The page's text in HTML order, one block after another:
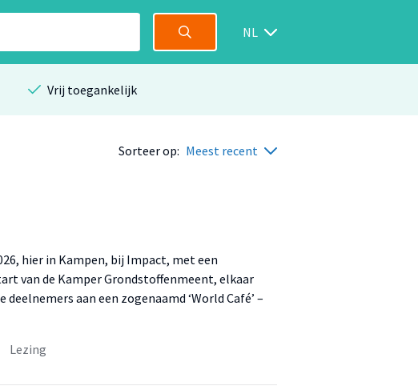
NL
Vrij toegankelijk
Sorteer op: Meest recent
hier in Kampen, bij Impact, met een
van de Kamper Grondstoffenmeent, elkaar
aan een zogenaamd ‘World Café’ –
Lezing